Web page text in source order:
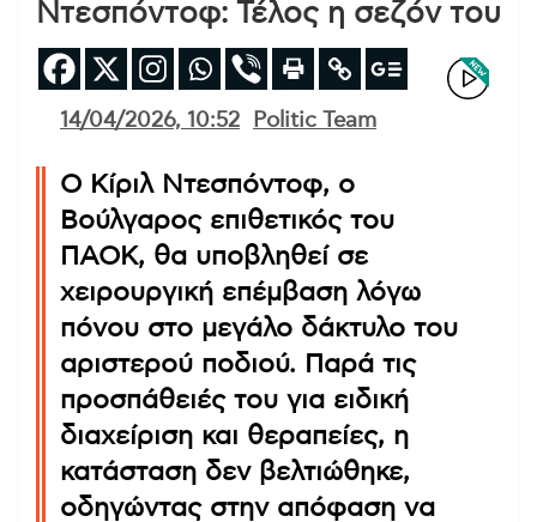
Ντεσπόντοφ: Τέλος η σεζόν του
14/04/2026, 10:52 Politic Team
Ο Κίριλ Ντεσπόντοφ, ο
Βούλγαρος επιθετικός του
ΠΑΟΚ, θα υποβληθεί σε
χειρουργική επέμβαση λόγω
πόνου στο μεγάλο δάκτυλο του
αριστερού ποδιού. Παρά τις
προσπάθειές του για ειδική
διαχείριση και θεραπείες, η
κατάσταση δεν βελτιώθηκε,
οδηγώντας στην απόφαση να